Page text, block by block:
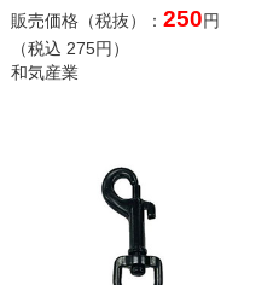
販売価格（税抜）： 250円
（税込 275円）
和気産業